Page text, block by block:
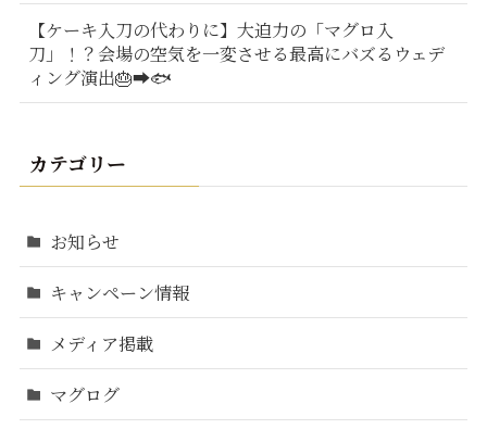
【ケーキ入刀の代わりに】大迫力の「マグロ入
刀」！？会場の空気を一変させる最高にバズるウェデ
ィング演出🎂➡️🐟
カテゴリー
お知らせ
キャンペーン情報
メディア掲載
マグログ